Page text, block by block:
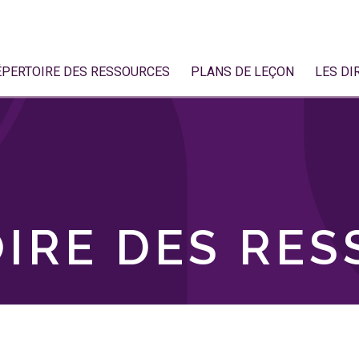
DES RESSOURCES PLANS DE LEÇON LES
DES